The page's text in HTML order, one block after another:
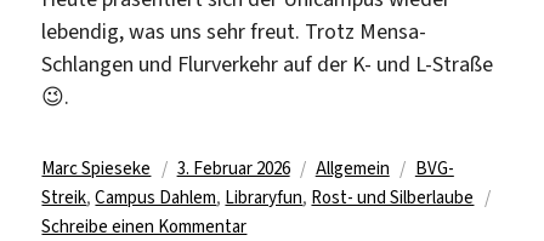
lebendig, was uns sehr freut. Trotz Mensa-
Schlangen und Flurverkehr auf der K- und L-Straße
😉.
Autor
Marc Spieseke
Veröffentlicht
am
3. Februar 2026 Kategorien
Allgemein Schlagwörter
BVG-
Streik,Campus Dahlem, Libraryfun, Rost- und Silberlaube
Schreibe einen Kommentarzu